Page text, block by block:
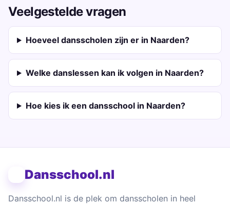
Veelgestelde vragen
Hoeveel dansscholen zijn er in Naarden?
Welke danslessen kan ik volgen in Naarden?
Hoe kies ik een dansschool in Naarden?
Dansschool.nl
Dansschool.nl is de plek om dansscholen in heel